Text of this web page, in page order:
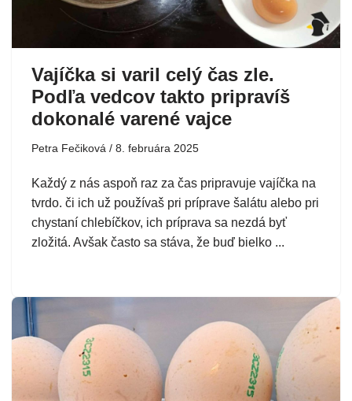
Vajíčka si varil celý čas zle.
Podľa vedcov takto pripravíš
dokonalé varené vajce
Petra Fečiková 8. februára 2025
Každý z nás aspoň raz za čas pripravuje vajíčka na
tvrdo. či ich už používaš pri príprave šalátu alebo pri
chystaní chlebíčkov, ich príprava sa nezdá byť
zložitá. Avšak často sa stáva, že buď bielko ...